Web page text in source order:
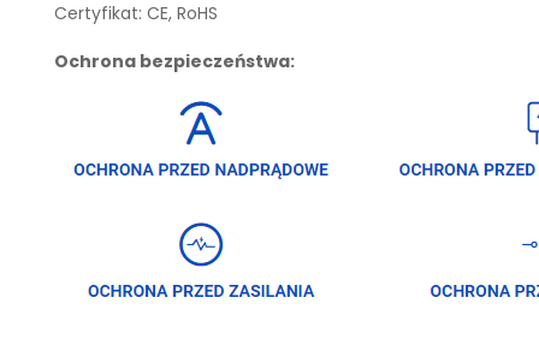
Certyfikat: CE, RoHS
Ochrona bezpieczeństwa: